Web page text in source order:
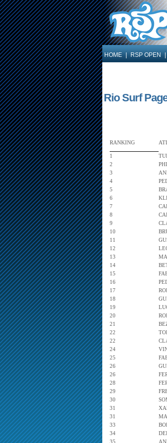
HOME RSP OPEN
Rio Surf
RANKING
1
2
3
4
5
6
7
8
9
10
11
12
13
14
15
16
17
18
19
20
21
22
22
24
25
26
26
28
29
30
31
31
33
34
35